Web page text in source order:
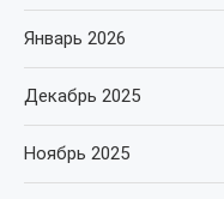
Январь 2026
Декабрь 2025
Ноябрь 2025